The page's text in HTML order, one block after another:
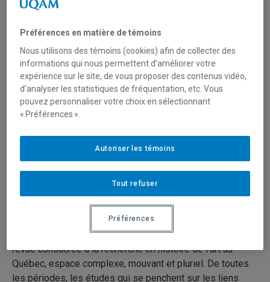
LE CARNET. HISTOIRES DE L’ART.
Depuis 2016
ISSN :2560-7146 (numérique)
2 fois l'an
entrevues inédites, des notes de recherche. L’hybridité de
la revue reflète son engagement à diffuser diverses
formes et expressions de savoirs. Le Carnet est la seule
revue consacrée à la recherche en histoire de l’art au
Québec, espace complexe, mouvant et pluriel. De toutes
les périodes, les études qui se penchent sur les liens
Préférences en matière de témoins
Nous utilisons des témoins (cookies) afin de collecter des
informations qui nous permettent d’améliorer votre
expérience sur le site, de vous proposer des contenus vidéo,
d’analyser les statistiques de fréquentation, etc. Vous
pouvez personnaliser votre choix en sélectionnant
« Préférences ».
Tout refuser
Autoriser les témoins
Préférences